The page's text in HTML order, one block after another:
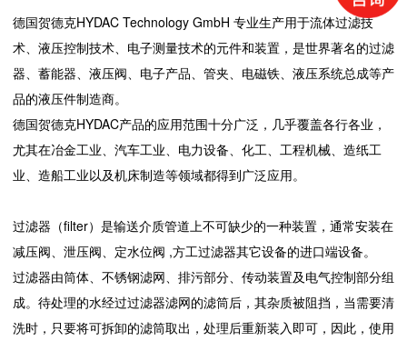
德国贺德克HYDAC Technology GmbH 专业生产用于流体过滤技
术、液压控制技术、电子测量技术的元件和装置，是世界著名的过滤
器、蓄能器、液压阀、电子产品、管夹、电磁铁、液压系统总成等产
品的液压件制造商。
德国贺德克HYDAC产品的应用范围十分广泛，几乎覆盖各行各业，
尤其在冶金工业、汽车工业、电力设备、化工、工程机械、造纸工
业、造船工业以及机床制造等领域都得到广泛应用。
过滤器（filter）是输送介质管道上不可缺少的一种装置，通常安装在
减压阀、泄压阀、定水位阀 ,方工过滤器其它设备的进口端设备。
过滤器由筒体、不锈钢滤网、排污部分、传动装置及电气控制部分组
成。待处理的水经过过滤器滤网的滤筒后，其杂质被阻挡，当需要清
洗时，只要将可拆卸的滤筒取出，处理后重新装入即可，因此，使用